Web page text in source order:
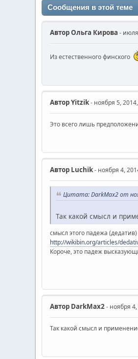
Сообщения в этой теме
АвторОльга Кирова -
Из естественного финского
АвторYitzik- ноября 5,
Это всего лишь
Автор Luchik- ноября 4,
Цитата: DarkMax2 от
Так какой смысл и
смысл этого падежа
http://wikibin.org/articles/
Короче, это падеж
Автор DarkMax2- ноября
Так какой смысл и